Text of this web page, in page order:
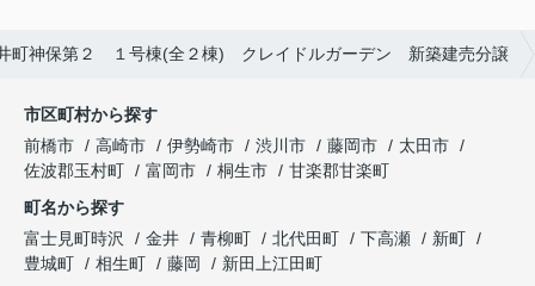
町神保第２ １号棟(全２棟) クレイドルガーデン 新築建売分譲
市区町村から探す
前橋市
高崎市 伊勢崎市 渋川市 藤岡市
太田市
佐波郡玉村町
富岡市 桐生市
甘楽郡甘楽町
町名から探す
富士見町時沢
金井 青柳町 北代田町 下高瀬
新町
豊城町
相生町 藤岡
新田上江田町